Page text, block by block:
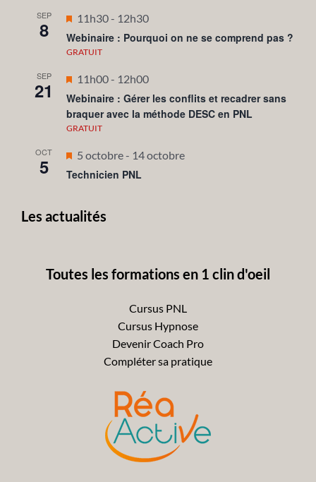
SEP
8
Mis
en
avant
11h30- 12h30
Webinaire : Pourquoi on ne se comprend pas ?
GRATUIT
SEP
21
Mis
en
avant
11h00- 12h00
Webinaire : Gérer les conflits et recadrer sans
braquer avec la méthode DESC en PNL
GRATUIT
OCT
5
Mis
en
5 octobre- 14 octobre
Technicien PNL
Les actualités
Toutes les formations en 1 clin d'oeil
Cursus PNL
Cursus Hypnose
Devenir Coach Pro
Compléter sa pratique